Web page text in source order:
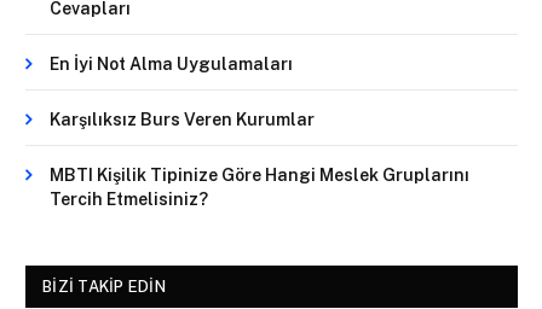
Cevapları
En İyi Not Alma Uygulamaları
Karşılıksız Burs Veren Kurumlar
MBTI Kişilik Tipinize Göre Hangi Meslek Gruplarını
Tercih Etmelisiniz?
BIZI TAKIP EDIN